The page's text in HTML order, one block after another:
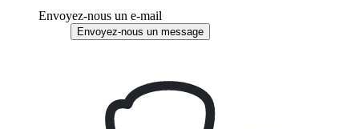
Envoyez-nous un e-mail
Envoyez-nous un message